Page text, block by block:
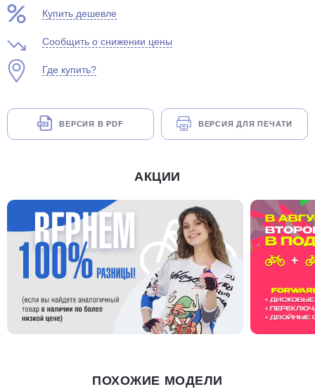
Купить дешевле
Сообщить о снижении цены
Где купить?
ВЕРСИЯ В PDF ВЕРСИЯ ДЛЯ ПЕЧАТИ
АКЦИИ
ПОХОЖИЕ МОДЕЛИ